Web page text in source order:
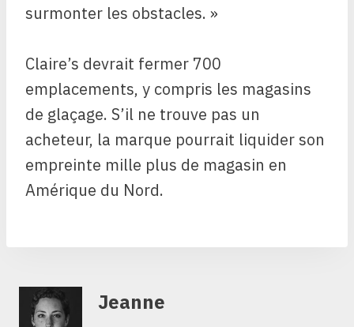
surmonter les obstacles. »
Claire’s devrait fermer 700
emplacements, y compris les magasins
de glaçage. S’il ne trouve pas un
acheteur, la marque pourrait liquider son
empreinte mille plus de magasin en
Amérique du Nord.
Jeanne